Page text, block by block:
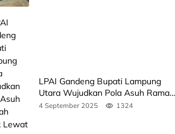
LPAI Gandeng Bupati Lampung
Utara Wujudkan Pola Asuh Ramah
Anak Lewat Seminar Kak Seto, Ini
4 September 2025 1324